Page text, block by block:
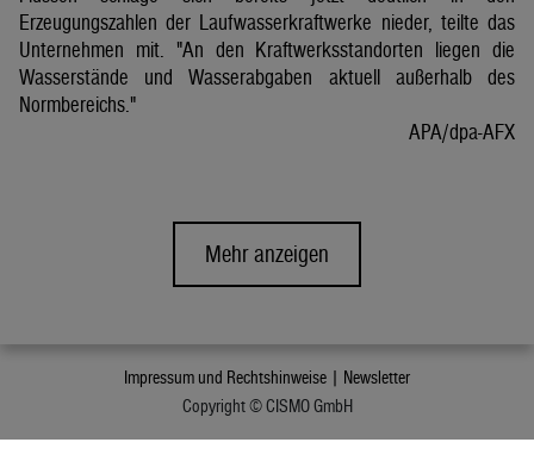
Erzeugungszahlen der Laufwasserkraftwerke nieder, teilte das
Unternehmen mit. "An den Kraftwerksstandorten liegen die
Wasserstände und Wasserabgaben aktuell außerhalb des
Normbereichs."
APA/dpa-AFX
Mehr anzeigen
Impressum und Rechtshinweise | Newsletter
Copyright © CISMO GmbH